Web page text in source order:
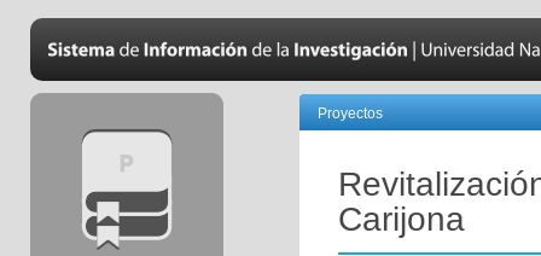
Proyectos
Carijona